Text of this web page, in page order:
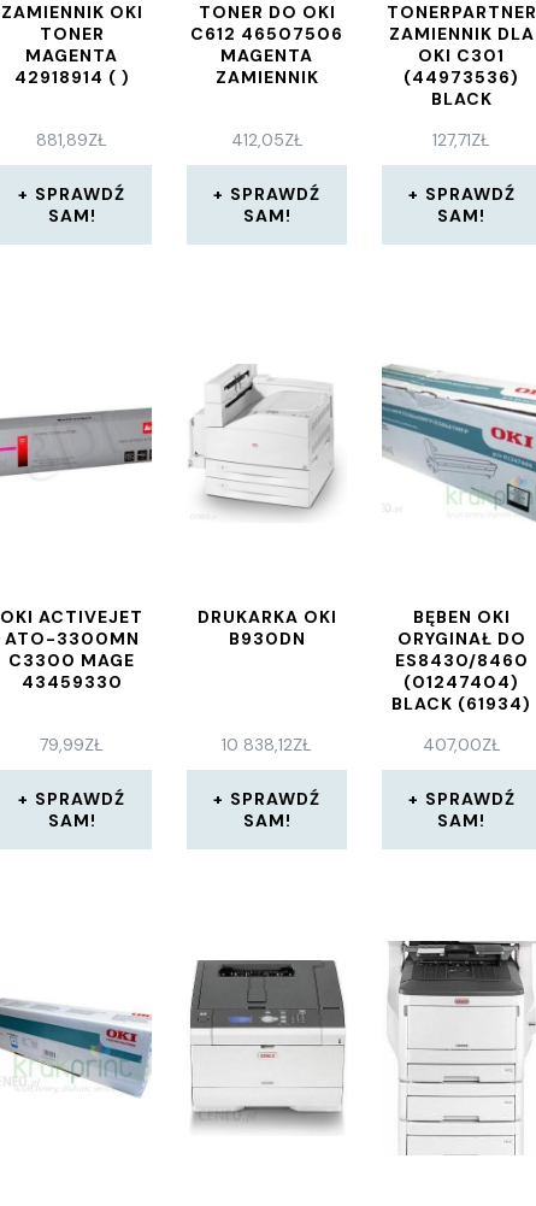
ZAMIENNIK OKI
TONER
MAGENTA
42918914 ( )
881,89ZŁ
SPRAWDŹ
SAM!
TONER DO OKI
C612 46507506
MAGENTA
ZAMIENNIK
412,05ZŁ
SPRAWDŹ
SAM!
TONERPARTNER
ZAMIENNIK DLA
OKI C301
(44973536)
BLACK
127,71ZŁ
SPRAWDŹ
SAM!
OKI ACTIVEJET
ATO-3300MN
C3300 MAGE
43459330
79,99ZŁ
SPRAWDŹ
SAM!
DRUKARKA OKI
B930DN
10 838,12ZŁ
SPRAWDŹ
SAM!
BĘBEN OKI
ORYGINAŁ DO
ES8430/8460
(01247404)
BLACK (61934)
407,00ZŁ
SPRAWDŹ
SAM!